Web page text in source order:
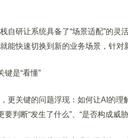
研让系统具备了“场景适配”的灵
能快速切换到新的业务场景，针对
是“看懂”
关键的问题浮现：如何让AI的理
要判断“发生了什么”、“是否构成威